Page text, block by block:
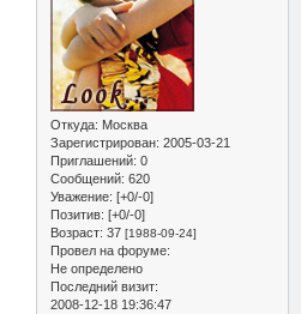
Откуда: Москва
Зарегистрирован: 2005-03-21
Приглашений: 0
Сообщений: 620
Уважение: [+0/-0]
Позитив: [+0/-0]
Возраст: 37 [1988-09-24]
Провел на форуме:
Не определено
Последний визит:
2008-12-18 19:36:47